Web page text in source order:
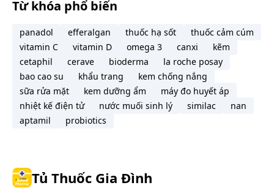
Từ khóa phổ biến
panadol efferalgan thuốc hạ sốt
thuốc cảm cúm
vitamin C
vitamin D omega 3 canxi
kẽm
cetaphil
cerave bioderma
la roche posay
bao cao su
khẩu trang
kem chống nắng
sữa rửa mặt
kem dưỡng ẩm
máy đo huyết áp
nhiệt kế điện tử
nước muối sinh lý similac
nan
aptamil
probiotics
Tủ Thuốc Gia Đình